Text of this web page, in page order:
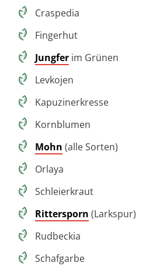
Craspedia
Fingerhut
Jungfer im Grünen
Levkojen
Kapuzinerkresse
Kornblumen
Mohn (alle Sorten)
Orlaya
Schleierkraut
Rittersporn (Larkspur)
Rudbeckia
Schafgarbe